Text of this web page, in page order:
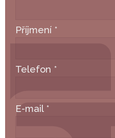
Příjmení *
Telefon *
E-mail *